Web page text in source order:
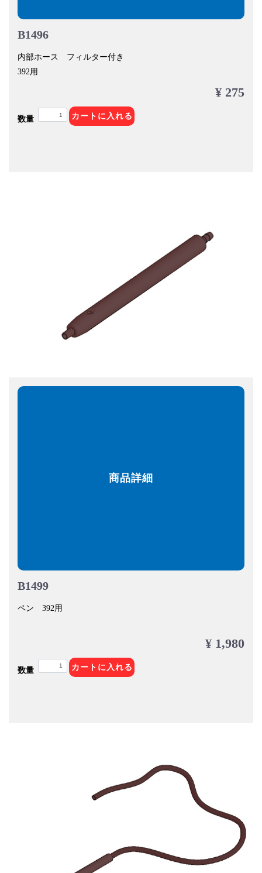
B1496
内部ホース フィルター付き
392用
¥ 275
数量 カートに入れる
商品詳細
B1499
ペン 392用
¥ 1,980
数量 カートに入れる